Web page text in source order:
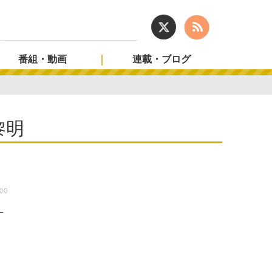
番組・動画 連載・ブログ